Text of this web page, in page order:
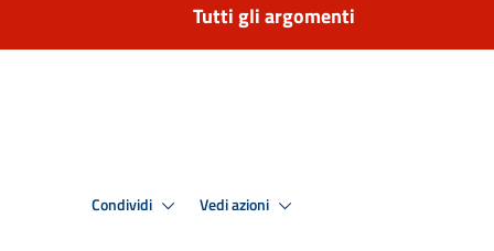
Tutti gli argomenti
Condividi Vedi azioni